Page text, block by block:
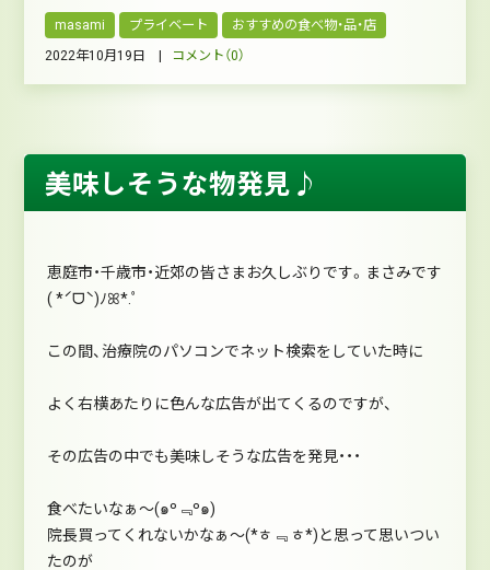
masami プライベート おすすめの食べ物・品・店
2022年10月19日 | コメント（0）
美味しそうな物発見♪
恵庭市・千歳市・近郊の皆さまお久しぶりです。まさみです
( *ˊᗜˋ)ﾉꕤ*.ﾟ
この間、治療院のパソコンでネット検索をしていた時に
よく右横あたりに色んな広告が出てくるのですが、
その広告の中でも美味しそうな広告を発見・・・
食べたいなぁ～(๑º﹃º​๑)
院長買ってくれないかなぁ～(*ㅎ﹃ ㅎ*)と思って思いつい
たのが